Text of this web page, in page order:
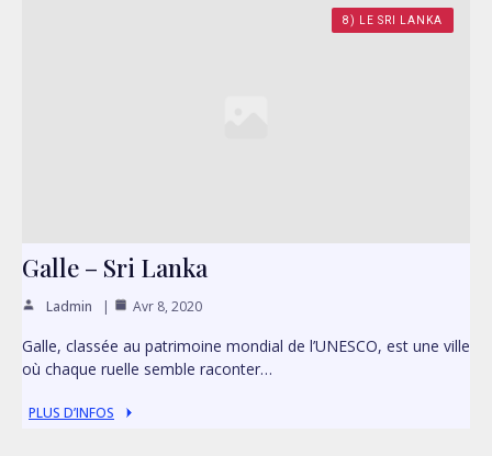
8) LE SRI LANKA
Galle – Sri Lanka
Ladmin Avr 8, 2020
Galle, classée au patrimoine mondial de l’UNESCO, est une ville
où chaque ruelle semble raconter…
PLUS D’INFOS